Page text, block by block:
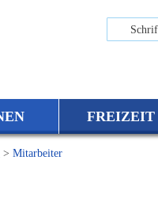
> Mitarbeiter